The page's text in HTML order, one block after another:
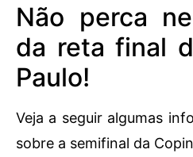
Não perca
da reta final
Paulo!
Veja a seguir algumas
sobre a semifinal da